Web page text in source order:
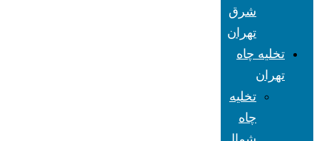
شرق
تهران
تخلیه چاه
تهران
تخلیه
چاه